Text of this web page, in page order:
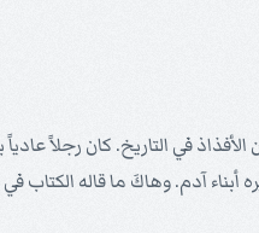
الأفذاذ في التاريخ. كان رجلاً
آدم. وهاكَ ما قاله الكتاب